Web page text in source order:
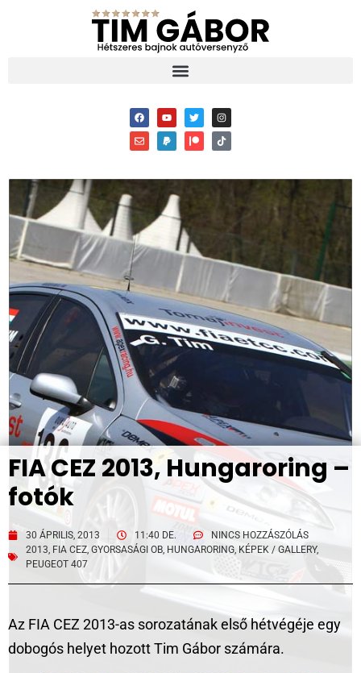
FIA CEZ 2013, Hungaroring –
fotók
30 ÁPRILIS, 2013 11:40 DE.
NINCS HOZZÁSZÓLÁS
2013, FIA CEZ, GYORSASÁGI OB, HUNGARORING, KÉPEK / GALLERY,
PEUGEOT 407
Az FIA CEZ 2013-as sorozatának első hétvégéje egy
dobogós helyet hozott Tim Gábor számára.